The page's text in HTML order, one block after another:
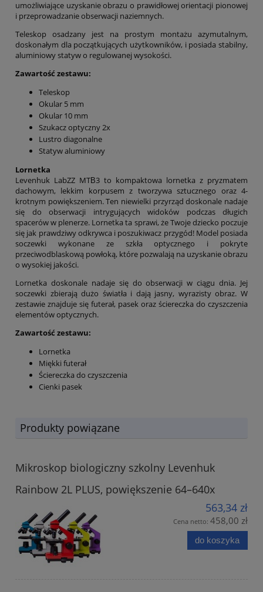
umożliwiające uzyskanie obrazu o prawidłowej orientacji pionowej
i przeprowadzanie obserwacji naziemnych.
Teleskop osadzany jest na prostym montażu azymutalnym,
doskonałym dla początkujących użytkowników, i posiada stabilny,
aluminiowy statyw o regulowanej wysokości.
Zawartość zestawu:
Teleskop
Okular 5 mm
Okular 10 mm
Szukacz optyczny 2x
Lustro diagonalne
Statyw aluminiowy
Lornetka
Levenhuk LabZZ MTВ3 to kompaktowa lornetka z pryzmatem
dachowym, lekkim korpusem z tworzywa sztucznego oraz 4-
krotnym powiększeniem. Ten niewielki przyrząd doskonale nadaje
się do obserwacji intrygujących widoków podczas długich
spacerów w plenerze. Lornetka ta sprawi, że Twoje dziecko poczuje
się jak prawdziwy odkrywca i poszukiwacz przygód! Model posiada
soczewki wykonane ze szkła optycznego i pokryte
przeciwodblaskową powłoką, które pozwalają na uzyskanie obrazu
o wysokiej jakości.
Lornetka doskonale nadaje się do obserwacji w ciągu dnia. Jej
soczewki zbierają dużo światła i dają jasny, wyrazisty obraz. W
zestawie znajduje się futerał, pasek oraz ściereczka do czyszczenia
elementów optycznych.
Zawartość zestawu:
Lornetka
Miękki futerał
Ściereczka do czyszczenia
Cienki pasek
Produkty powiązane
Mikroskop biologiczny szkolny Levenhuk
Rainbow 2L PLUS, powiększenie 64–640x
563,34 zł
Cena netto: 458,00 zł
do koszyka